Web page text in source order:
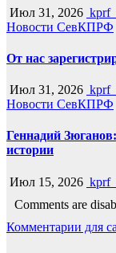
Июл 31, 2026
Новости СевКПРФ
От нас
Июл 31, 2026
Новости СевКПРФ
Геннадий
истории
Июл 15, 2026
Comments are
Комментарии для